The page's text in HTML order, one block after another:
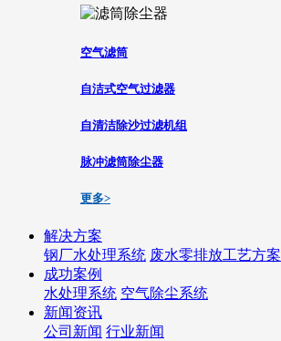
空气滤筒
自洁式空气过滤器
自清洁除沙过滤机组
脉冲滤筒除尘器
更多>
解决方案
钢厂水处理系统 废水零排放工艺方案
成功案例
水处理系统 空气除尘系统
新闻资讯
公司新闻 行业新闻